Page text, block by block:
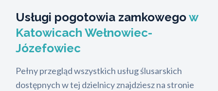
Usługi pogotowia zamkowegow
Katowicach Wełnowiec-
Józefowiec
Pełny przegląd wszystkich usług ślusarskich
dostępnych w tej dzielnicy znajdziesz na stronie